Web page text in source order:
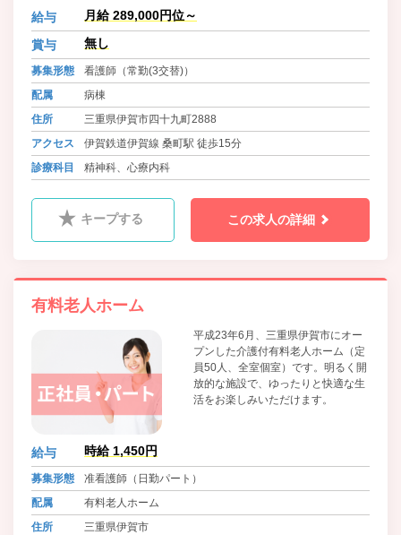
給与 月給 289,000円位～
賞与 無し
募集形態
看護師（常勤(3交替)）
配属
病棟
住所
三重県伊賀市四十九町2888
アクセス
伊賀鉄道伊賀線 桑町駅 徒歩15分
診療科目
精神科、心療内科
キープする この求人の詳細
有料老人ホーム
平成23年6月、三重県伊賀市にオー
プンした介護付有料老人ホーム（定
員50人、全室個室）です。明るく開
放的な施設で、ゆったりと快適な生
活をお楽しみいただけます。
給与 時給 1,450円
募集形態
准看護師（日勤パート）
配属
有料老人ホーム
住所
三重県伊賀市